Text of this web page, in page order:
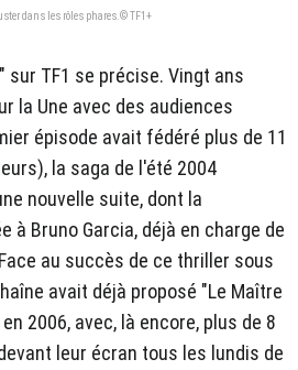
dans les rôles phares.© TF1+
sur TF1 se précise. Vingt ans
la Une avec des audiences
épisode avait fédéré plus de 11
la saga de l'été 2004
nouvelle suite, dont la
à Bruno Garcia, déjà en charge de
au succès de ce thriller sous
avait déjà proposé "Le Maître
2006, avec, là encore, plus de 8
leur écran tous les lundis de